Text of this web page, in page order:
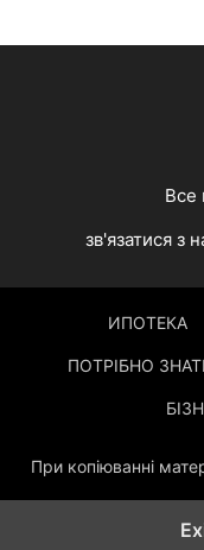
Все
зв'язатися з
ИПОТЕКА
ПОТРІБНО
При копіюванні